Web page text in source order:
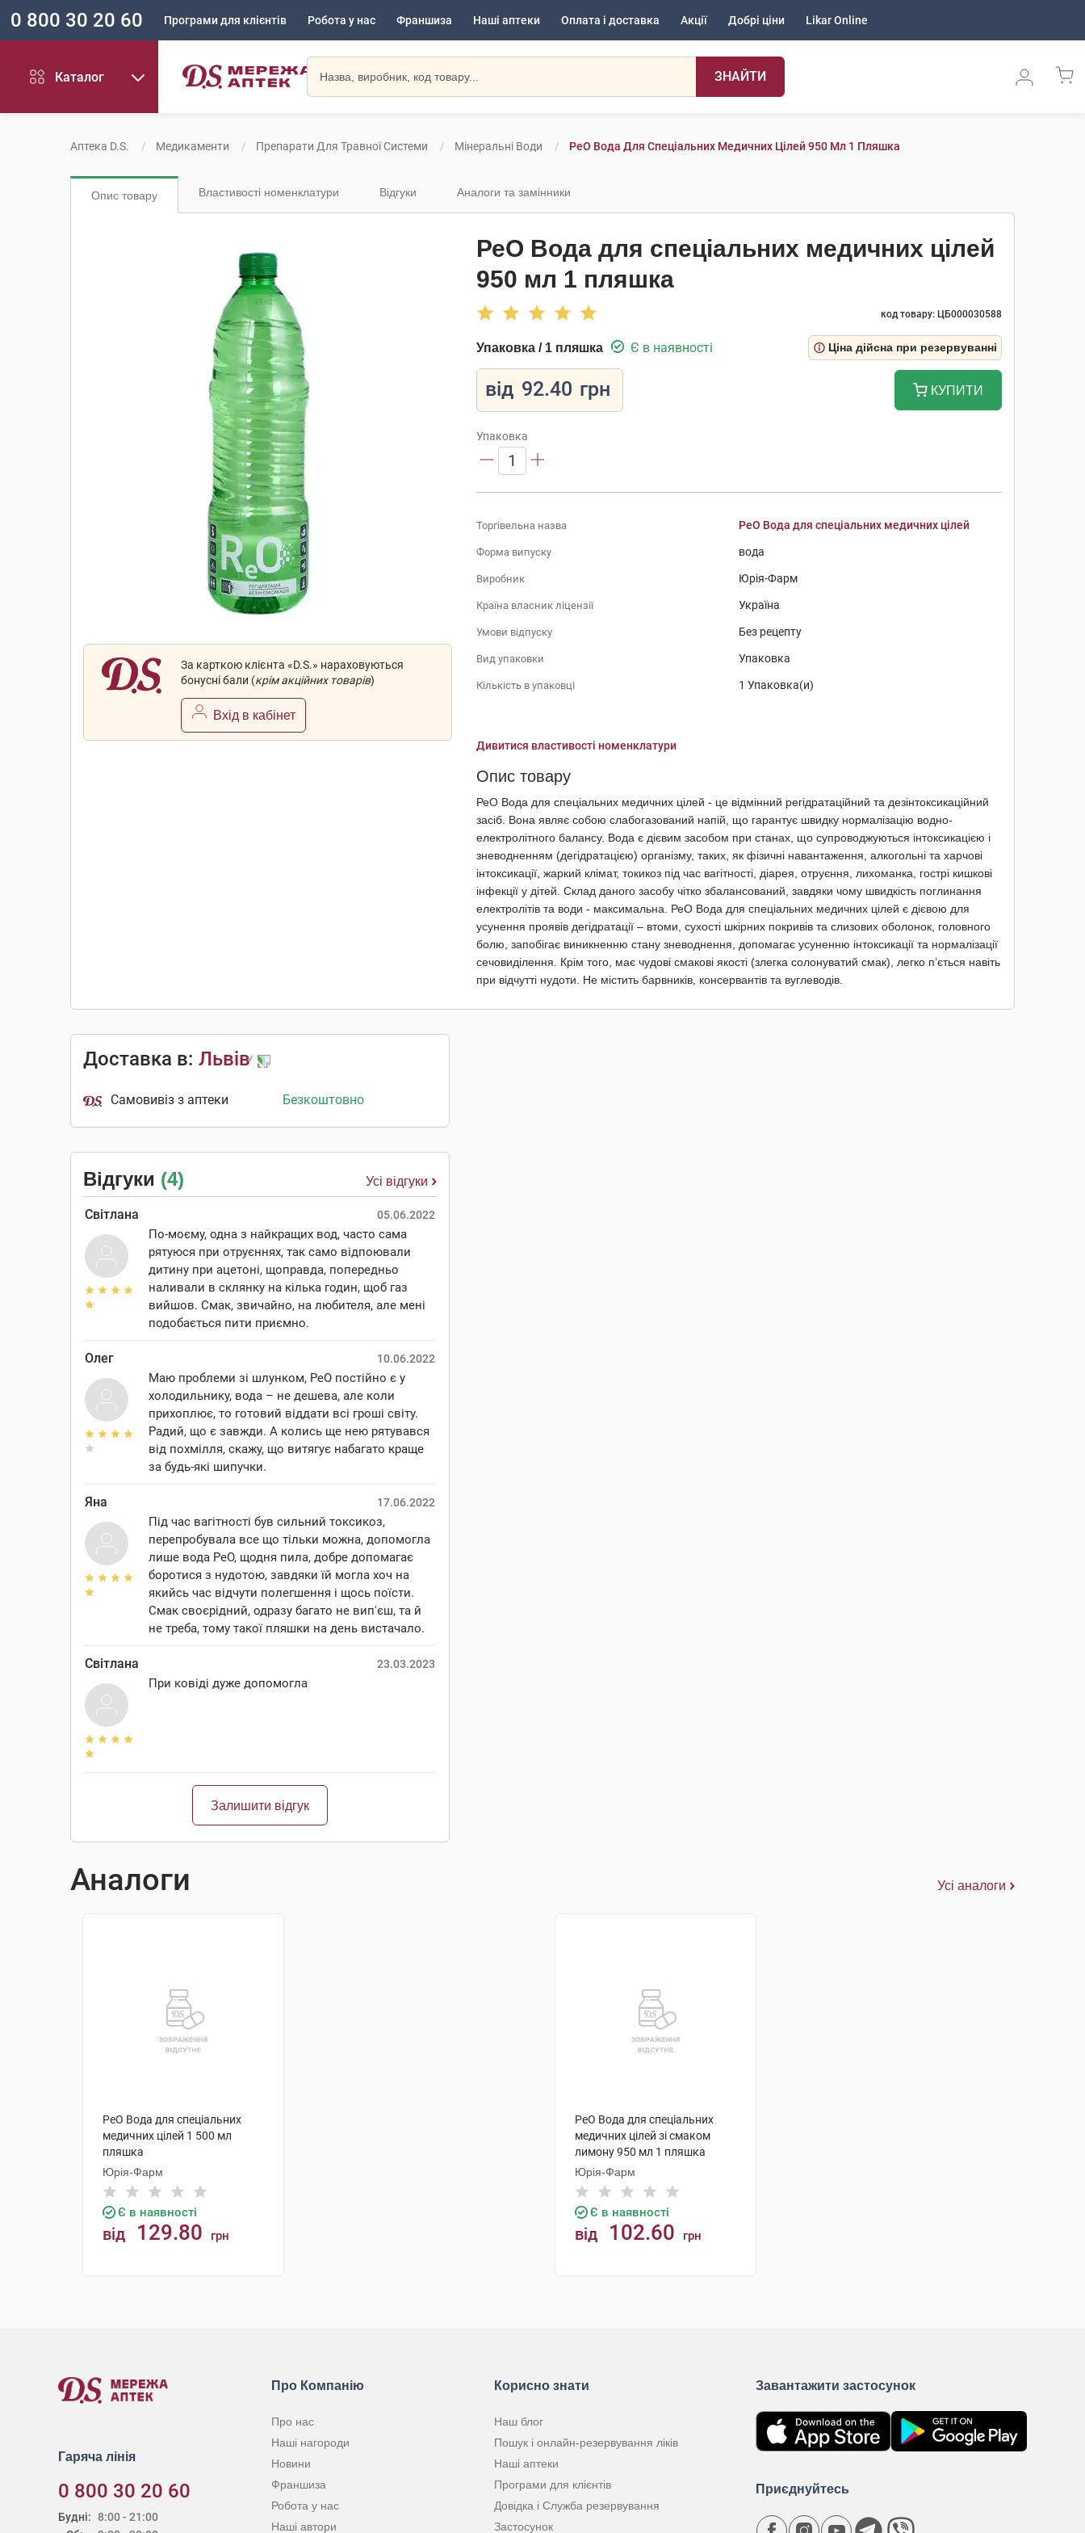
0 800 30 20 60 Програми для клієнтів Робота у нас Франшиза Наші аптеки Оплата і доставка Акції Добрі ціни Likar Online
Каталог ЗНАЙТИ
Аптека D.S. Медикаменти Препарати Для Травної Системи Мінеральні Води РеО Вода Для Спеціальних Медичних Цілей 950 Мл 1 Пляшка
Опис товару Властивості номенклатури Відгуки Аналоги та замінники
За карткою клієнта «D.S.» нараховуються
бонусні бали (крім акційних товарів)
Вхід в кабінет
РеО Вода для спеціальних медичних цілей
950 мл 1 пляшка
код товару: ЦБ000030588
Упаковка / 1 пляшка Є в наявності Ціна дійсна при резервуванні
від 92.40 грн КУПИТИ
Упаковка
1
Торгівельна назва РеО Вода для спеціальних медичних цілей
Форма випуску вода
Виробник Юрія-Фарм
Країна власник ліцензії Україна
Умови відпуску Без рецепту
Вид упаковки Упаковка
Кількість в упаковці 1 Упаковка(и)
Дивитися властивості номенклатури
Опис товару
РеО Вода для спеціальних медичних цілей - це відмінний регідратаційний та дезінтоксикаційний
засіб. Вона являє собою слабогазований напій, що гарантує швидку нормалізацію водно-
електролітного балансу. Вода є дієвим засобом при станах, що супроводжуються інтоксикацією і
зневодненням (дегідратацією) організму, таких, як фізичні навантаження, алкогольні та харчові
інтоксикації, жаркий клімат, токикоз під час вагітності, діарея, отруєння, лихоманка, гострі кишкові
інфекції у дітей. Склад даного засобу чітко збалансований, завдяки чому швидкість поглинання
електролітів та води - максимальна. РеО Вода для спеціальних медичних цілей є дієвою для
усунення проявів дегідратації – втоми, сухості шкірних покривів та слизових оболонок, головного
болю, запобігає виникненню стану зневоднення, допомагає усуненню інтоксикації та нормалізації
сечовиділення. Крім того, має чудові смакові якості (злегка солонуватий смак), легко п’ється навіть
при відчутті нудоти. Не містить барвників, консервантів та вуглеводів.
Доставка в: Львів
Самовивіз з аптеки Безкоштовно
Відгуки (4) Усі відгуки
Світлана 05.06.2022
По-моєму, одна з найкращих вод, часто сама
рятуюся при отруєннях, так само відпоювали
дитину при ацетоні, щоправда, попередньо
наливали в склянку на кілька годин, щоб газ
вийшов. Смак, звичайно, на любителя, але мені
подобається пити приємно.
Олег 10.06.2022
Маю проблеми зі шлунком, РеО постійно є у
холодильнику, вода – не дешева, але коли
прихоплює, то готовий віддати всі гроші світу.
Радий, що є завжди. А колись ще нею рятувався
від похмілля, скажу, що витягує набагато краще
за будь-які шипучки.
Яна 17.06.2022
Під час вагітності був сильний токсикоз,
перепробувала все що тільки можна, допомогла
лише вода РеО, щодня пила, добре допомагає
боротися з нудотою, завдяки їй могла хоч на
якийсь час відчути полегшення і щось поїсти.
Смак своєрідний, одразу багато не вип'єш, та й
не треба, тому такої пляшки на день вистачало.
Світлана 23.03.2023
При ковіді дуже допомогла
Залишити відгук
Аналоги Усі аналоги
РеО Вода для спеціальних
медичних цілей 1 500 мл
пляшка
Юрія-Фарм
Є в наявності
від 129.80 грн
РеО Вода для спеціальних
медичних цілей зі смаком
лимону 950 мл 1 пляшка
Юрія-Фарм
Є в наявності
від 102.60 грн
Гаряча лінія
0 800 30 20 60
Будні: 8:00 - 21:00
Про Компанію
Про нас
Наші нагороди
Новини
Франшиза
Робота у нас
Наші автори
Корисно знати
Наш блог
Пошук і онлайн-резервування ліків
Наші аптеки
Програми для клієнтів
Довідка і Служба резервування
Застосунок
Завантажити застосунок
Приєднуйтесь